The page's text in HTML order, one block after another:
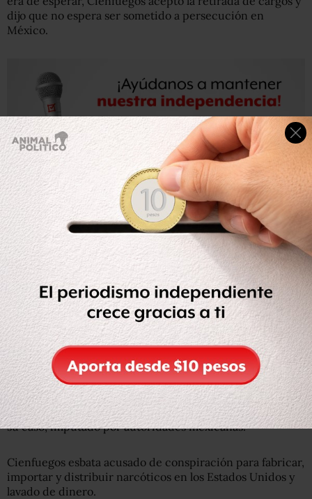
dijo que no espera ser sometido a persecución en
México.
La devolución del general se realizará mediante una
orden de deportación que Cienfuegos dijo comprender y
haber firmado. No dijo la juez cuándos se procederá a la
expulsión, únicamente que el militar será acompañado
por fuerzas de la US Marshall hasta la frontera con
México.
Este martes, el Departamento de Justicia de Estados
Unidos anunció que desecharía los cargos contra el
exsecretario de la Defensa para que sea investigado y , en
su caso, imputado por autoridades mexicanas.
Cienfuegos esbata acusado de conspiración para fabricar,
importar y distribuir narcóticos en los Estados Unidos y
lavado de dinero.